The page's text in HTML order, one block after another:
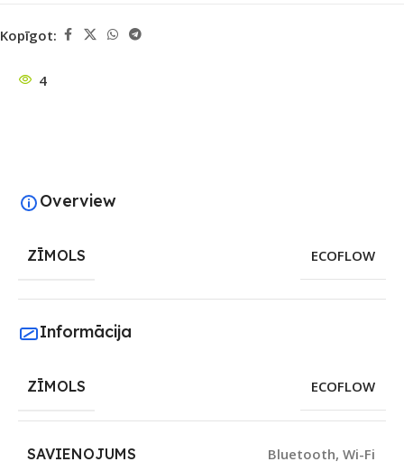
Kopīgot:
4
Overview
ZĪMOLS ECOFLOW
Informācija
ZĪMOLS ECOFLOW
SAVIENOJUMS Bluetooth, Wi-Fi